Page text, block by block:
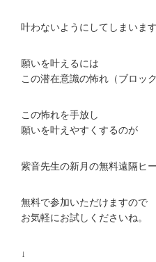
叶わないようにしてしまいます
願いを叶えるには
この潜在意識の怖れ（ブロッ
この怖れを手放し
願いを叶えやすくするのが
紫音先生の新月の無料遠隔ヒ
無料で参加いただけますので
お気軽にお試しくださいね。
↓